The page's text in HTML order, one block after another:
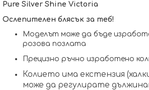
Pure Silver Shine Victoria
Ослепителен блясък за теб!
Моделът може да бъде
розова позлата
Прецизно ръчно изработено
Колието има екстензия
може да регулирате